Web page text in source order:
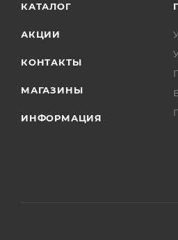
КАТАЛОГ
АКЦИИ
КОНТАКТЫ
МАГАЗИНЫ
ИНФОРМАЦИЯ